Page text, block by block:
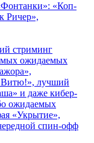
«Коп-
Ричер»,
стриминг
ожидаемых
Витю!», лучший
и даже кибер-
ожидаемых
«Укрытие»,
спин-офф